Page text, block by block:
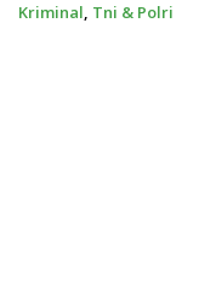
Kriminal, Tni & Polri